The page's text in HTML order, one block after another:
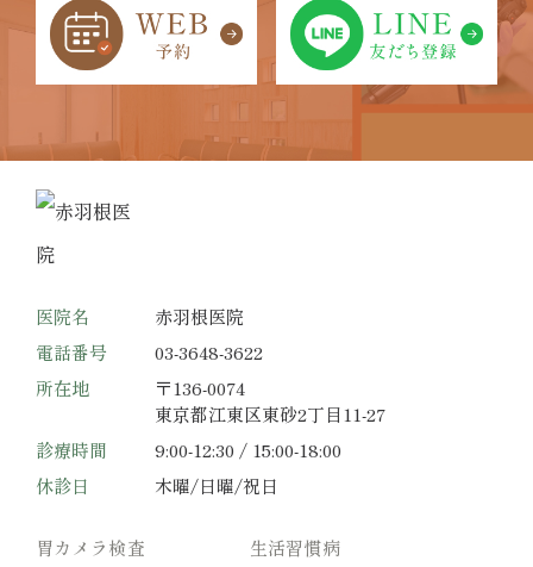
医院名
赤羽根医院
電話番号
03-3648-3622
所在地
〒136-0074
東京都江東区東砂2丁目11-27
診療時間
9:00-12:30 / 15:00-18:00
休診日
木曜/日曜/祝日
胃カメラ検査 生活習慣病